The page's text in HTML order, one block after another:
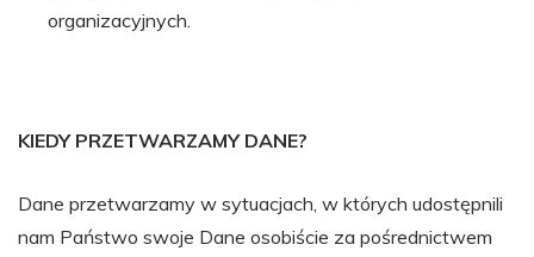
organizacyjnych.
KIEDY PRZETWARZAMY DANE?
Dane przetwarzamy w sytuacjach, w których udostępnili
nam Państwo swoje Dane osobiście za pośrednictwem